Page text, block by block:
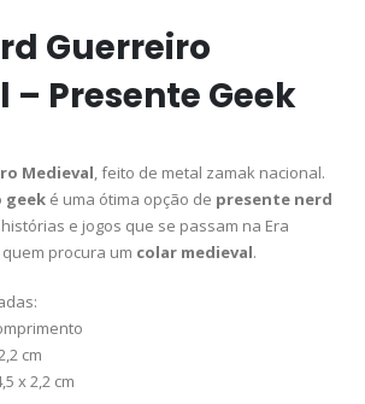
Guerreiro
– Presente Geek
Medieval, feito de metal zamak nacional.
geek é uma ótima opção de presente nerd
e jogos que se passam na Era
procura um colar medieval.
cm
x 2,2 cm